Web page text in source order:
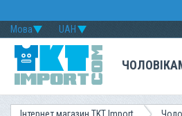
UAH
Мова